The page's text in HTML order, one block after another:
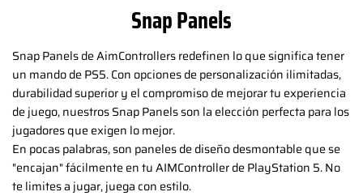
Snap Panels
Snap Panels de AimControllers redefinen lo que significa tener
un mando de PS5. Con opciones de personalización ilimitadas,
durabilidad superior y el compromiso de mejorar tu experiencia
de juego, nuestros Snap Panels son la elección perfecta para los
jugadores que exigen lo mejor.
En pocas palabras, son paneles de diseño desmontable que se
"encajan" fácilmente en tu AIMController de PlayStation 5. No
te limites a jugar, juega con estilo.